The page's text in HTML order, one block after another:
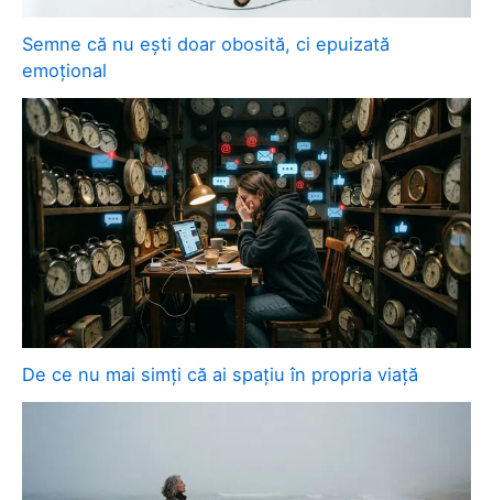
Semne că nu ești doar obosită, ci epuizată
emoțional
De ce nu mai simți că ai spațiu în propria viață